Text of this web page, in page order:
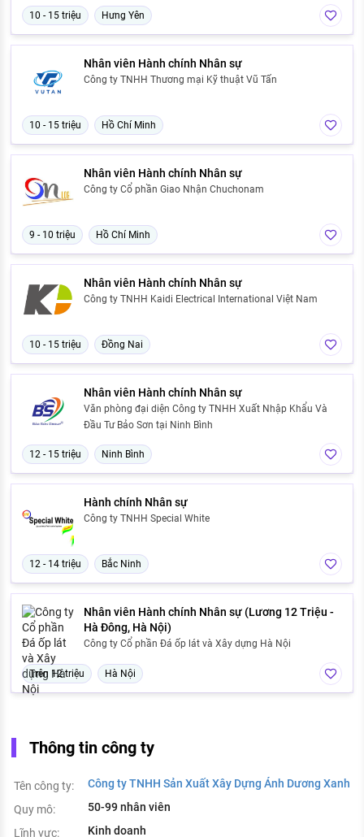
10 - 15 triệu Hưng Yên
Nhân viên Hành chính Nhân sự
Công ty TNHH Thương mại Kỹ thuật Vũ Tấn
10 - 15 triệu Hồ Chí Minh
Nhân viên Hành chính Nhân sự
Công ty Cổ phần Giao Nhận Chuchonam
9 - 10 triệu Hồ Chí Minh
Nhân viên Hành chính Nhân sự
Công ty TNHH Kaidi Electrical International Việt Nam
10 - 15 triệu Đồng Nai
Nhân viên Hành chính Nhân sự
Văn phòng đại diện Công ty TNHH Xuất Nhập Khẩu Và
Đầu Tư Bảo Sơn tại Ninh Bình
12 - 15 triệu Ninh Bình
Hành chính Nhân sự
Công ty TNHH Special White
12 - 14 triệu Bắc Ninh
Nhân viên Hành chính Nhân sự (Lương 12 Triệu -
Hà Đông, Hà Nội)
Công ty Cổ phần Đá ốp lát và Xây dựng Hà Nội
Trên 12 triệu Hà Nội
Thông tin công ty
Tên công ty:
Công ty TNHH Sản Xuất Xây Dựng Ánh Dương Xanh
Quy mô:
50-99 nhân viên
Lĩnh vực:
Kinh doanh